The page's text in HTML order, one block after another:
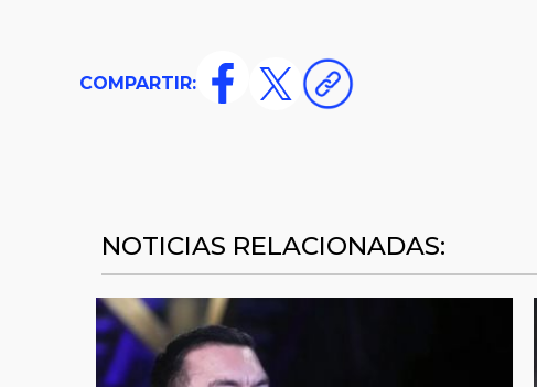
COMPARTIR:
NOTICIAS RELACIONADAS: